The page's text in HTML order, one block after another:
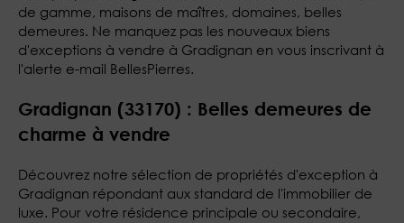
de gamme, maisons de maîtres, domaines, belles
demeures. Ne manquez pas les nouveaux biens
d'exceptions à vendre à Gradignan en vous inscrivant à
l'alerte e-mail BellesPierres.
Gradignan (33170) : Belles demeures de
charme à vendre
Découvrez notre sélection de propriétés d'exception à
Gradignan répondant aux standard de l'immobilier de
luxe. Pour votre résidence principale ou secondaire,